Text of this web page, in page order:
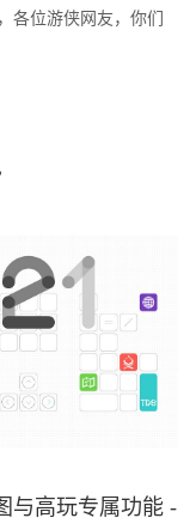
各位游侠网友，你们
与高玩专属功能 -